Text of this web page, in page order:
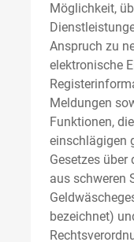
Möglichkeit,
Anspruch zu
elektronische
Meldungen
Funktionen,
einschlägigen
Gesetzes über
aus schweren
bezeichnet)